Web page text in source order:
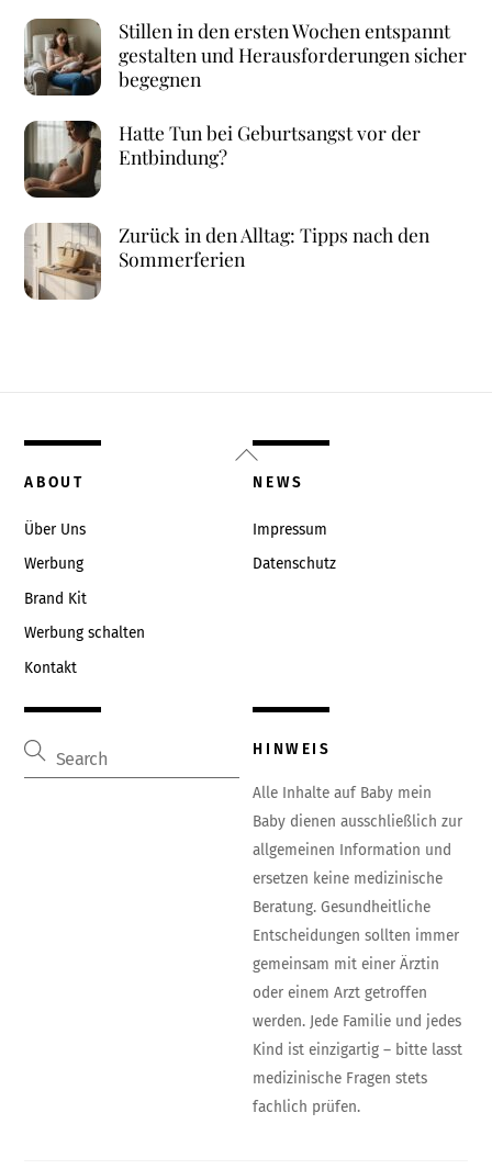
Stillen in den ersten Wochen entspannt
gestalten und Herausforderungen sicher
begegnen
Hatte Tun bei Geburtsangst vor der
Entbindung?
Zurück in den Alltag: Tipps nach den
Sommerferien
Back
To
ABOUT
Über Uns
Werbung
Brand Kit
Werbung schalten
Kontakt
NEWS
Impressum
Datenschutz
HINWEIS
Alle Inhalte auf Baby mein
Baby dienen ausschließlich zur
allgemeinen Information und
ersetzen keine medizinische
Beratung. Gesundheitliche
Entscheidungen sollten immer
gemeinsam mit einer Ärztin
oder einem Arzt getroffen
werden. Jede Familie und jedes
Kind ist einzigartig – bitte lasst
medizinische Fragen stets
fachlich prüfen.